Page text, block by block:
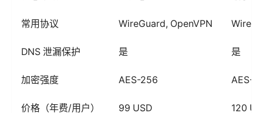
常用协议 WireGuard, OpenVPN
DNS 泄漏保护 是 是
加密强度 AES-256 AES-
价格（年费/用户） 99 USD 120